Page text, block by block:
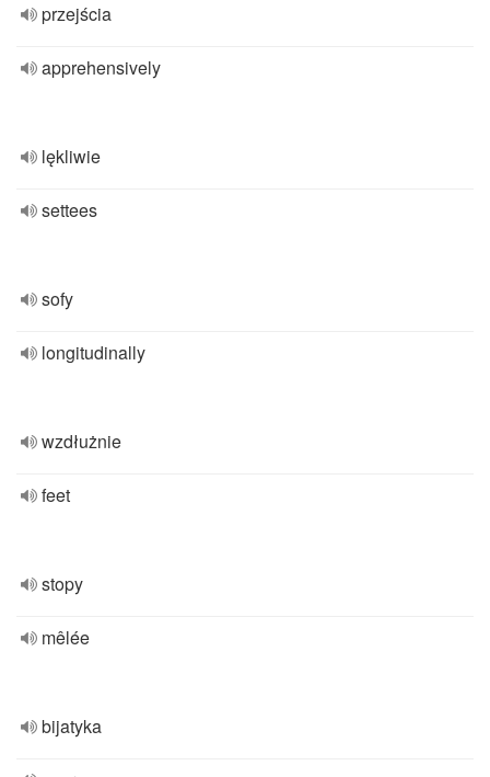
przejścia
apprehensively
lękliwie
settees
sofy
longitudinally
wzdłużnie
feet
stopy
mêlée
bijatyka